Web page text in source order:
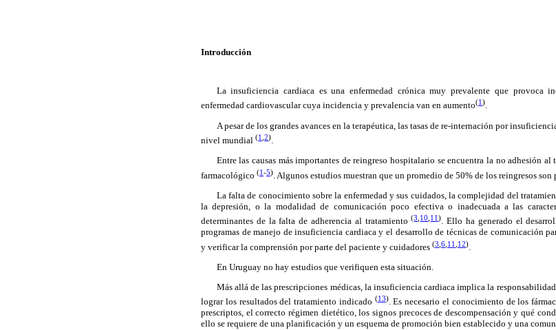
Introducción
La insuficiencia cardiaca es una enfermedad crónica muy prevalente que provoca
enfermedad cardiovascular cuya incidencia y prevalencia van en aumento(1).
A pesar de los grandes avances en la terapéutica, las tasas de re-internación por
nivel mundial (1 2)
Entre las causas más importantes de reingreso hospitalario se encuentra la no adhesión
farmacológico (1-5) . Algunos estudios muestran que un promedio de 50% de los reingresos son
La falta de conocimiento sobre la enfermedad y sus cuidados, la complejidad del
la depresión, o la modalidad de comunicación poco efectiva o inadecuada a las
determinantes de la falta de adherencia al tratamiento (3 10 11). Ello ha generado el
programas de manejo de insuficiencia cardiaca y el desarrollo de técnicas de comunicación
y verificar la comprensión por parte del paciente y cuidadores (3 6 11 12)
En Uruguay no hay estudios que verifiquen esta situación.
Más allá de las prescripciones médicas, la insuficiencia cardiaca implica la
lograr los resultados del tratamiento indicado (13). Es necesario el conocimiento de los
prescriptos, el correcto régimen dietético, los signos precoces de descompensación y qué
ello se requiere de una planificación y un esquema de promoción bien establecido y una